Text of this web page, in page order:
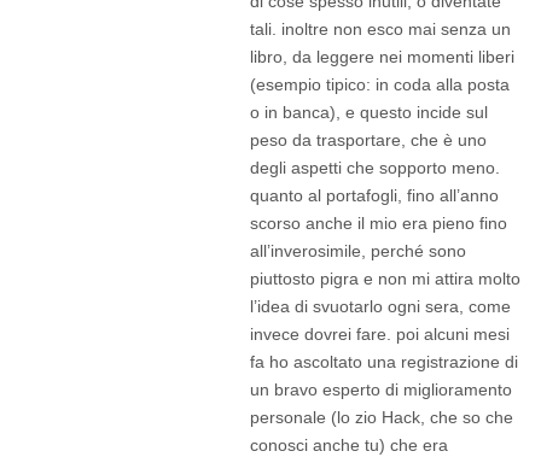
tali. inoltre non esco mai senza un
libro, da leggere nei momenti liberi
(esempio tipico: in coda alla posta
o in banca), e questo incide sul
peso da trasportare, che è uno
degli aspetti che sopporto meno.
quanto al portafogli, fino all’anno
scorso anche il mio era pieno fino
all’inverosimile, perché sono
piuttosto pigra e non mi attira molto
l’idea di svuotarlo ogni sera, come
invece dovrei fare. poi alcuni mesi
fa ho ascoltato una registrazione di
un bravo esperto di miglioramento
personale (lo zio Hack, che so che
conosci anche tu) che era